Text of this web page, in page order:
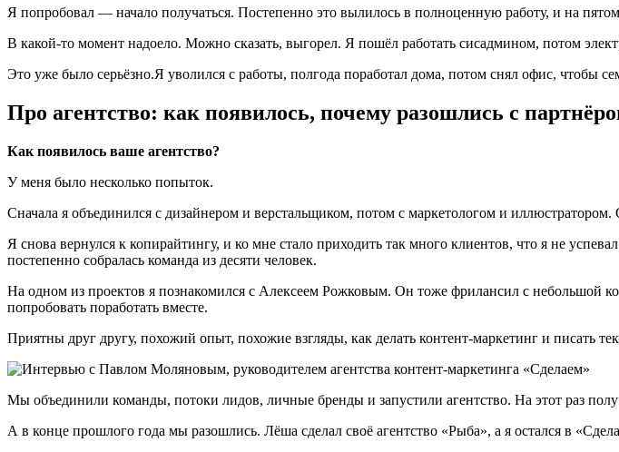
Я попробовал — начало получаться. Постепенно это вылилось в полноценную работу, и на
В какой-то момент надоело. Можно сказать, выгорел. Я пошёл работать сисадмином, потом
Это уже было серьёзно.Я уволился с работы, полгода поработал дома, потом снял офис, чтобы
Про агентство: как появилось, почему разошлись с
Как появилось ваше агентство?
У меня было несколько попыток.
Сначала я объединился с дизайнером и верстальщиком, потом с маркетологом и
Я снова вернулся к копирайтингу, и ко мне стало приходить так много клиентов, что я не
постепенно собралась команда из десяти человек.
На одном из проектов я познакомился с Алексеем Рожковым. Он тоже фрилансил с небольшой
попробовать поработать вместе.
Приятны друг другу, похожий опыт, похожие взгляды, как делать контент-маркетинг и писать
Мы объединили команды, потоки лидов, личные бренды и запустили агентство. На этот раз
А в конце прошлого года мы разошлись. Лёша сделал своё агентство «Рыба», а я остался в